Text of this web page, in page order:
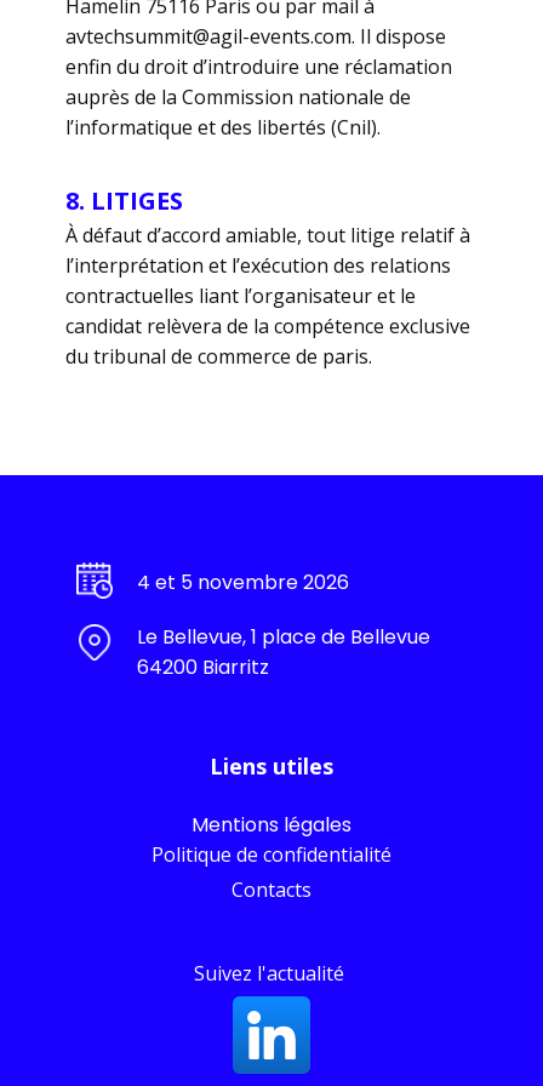
Hamelin 75116 Paris ou par mail à
avtechsummit@agil-events.com. Il dispose
enfin du droit d’introduire une réclamation
auprès de la Commission nationale de
l’informatique et des libertés (Cnil).
8. LITIGES
À défaut d’accord amiable, tout litige relatif à
l’interprétation et l’exécution des relations
contractuelles liant l’organisateur et le
candidat relèvera de la compétence exclusive
du tribunal de commerce de paris.
4 et 5 novembre 2026
Le Bellevue, 1 place de Bellevue
64200 Biarritz
Liens utiles
Mentions légales
Politique de confidentialité
Contacts
Suivez l'actualité